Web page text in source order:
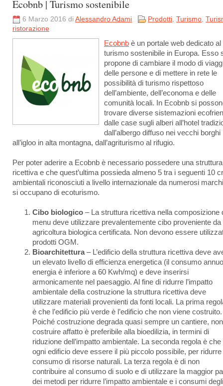
Ecobnb | Turismo sostenibile
6 Marzo 2016 di Alessandro Adami Prodotti, Turismo,
ristorazione
Ecobnb è un portale web dedicato al
turismo sostenibile in Europa. Esso
propone di cambiare il modo di
delle persone e di mettere in rete le
possibilità di turismo rispettoso
dell’ambiente, dell’economa e delle
comunità locali. In Ecobnb si
trovare diverse sistemazioni
dalle case sugli alberi all’hotel
dall’albergo diffuso nei vecchi borghi
all’igloo in alta montagna, dall’agriturismo al rifugio.
Per poter aderire a Ecobnb è necessario possedere una struttura
ricettiva e che quest’ultima possieda almeno 5 tra i seguenti 10
ambientali riconosciuti a livello internazionale da numerosi
si occupano di ecoturismo.
Cibo biologico – La struttura ricettiva nella composizione
menu deve utilizzare prevalentemente cibo proveniente da
agricoltura biologica certificata. Non devono essere
prodotti OGM.
Bioarchitettura– L’edificio della struttura ricettiva deve
un elevato livello di efficienza energetica (il consumo
energia è inferiore a 60 Kwh/mq) e deve inserirsi
armonicamente nel paesaggio. Al fine di ridurre l’impatto
ambientale della costruzione la struttura ricettiva deve
utilizzare materiali provenienti da fonti locali. La prima
è che l’edificio più verde è l’edificio che non viene costruito.
Poiché costruzione degrada quasi sempre un cantiere, non
costruire affatto è preferibile alla bioedilizia, in termini di
riduzione dell’impatto ambientale. La seconda regola è che
ogni edificio deve essere il più piccolo possibile, per ridurre
consumo di risorse naturali. La terza regola è di non
contribuire al consumo di suolo e di utilizzare la maggior
dei metodi per ridurre l’impatto ambientale e i consumi degli